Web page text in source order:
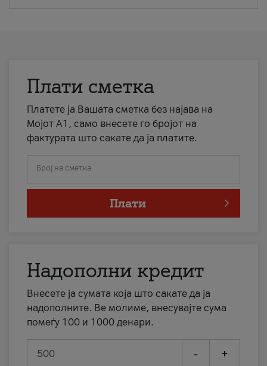
Плати сметка
Платете ја Вашата сметка без најава на
Мојот А1, само внесете го бројот на
фактурата што сакате да ја платите.
Број на сметка
Плати
Надополни кредит
Внесете ја сумата која што сакате да ја
надополните. Ве молиме, внесувајте сума
помеѓу 100 и 1000 денари.
- +